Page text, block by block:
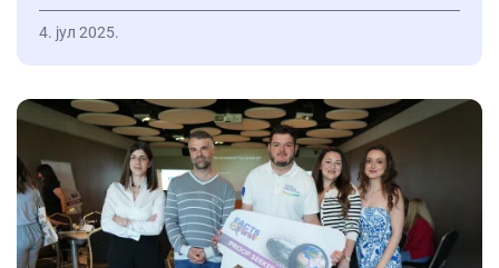
4. јул 2025.